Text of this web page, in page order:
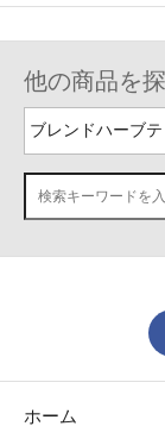
他の商品を
ホーム